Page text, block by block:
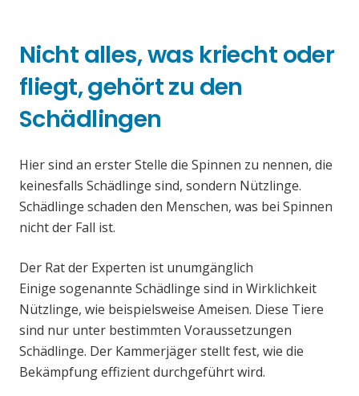
Nicht alles, was kriecht oder
fliegt, gehört zu den
Schädlingen
Hier sind an erster Stelle die Spinnen zu nennen, die
keinesfalls Schädlinge sind, sondern Nützlinge.
Schädlinge schaden den Menschen, was bei Spinnen
nicht der Fall ist.
Der Rat der Experten ist unumgänglich
Einige sogenannte Schädlinge sind in Wirklichkeit
Nützlinge, wie beispielsweise Ameisen. Diese Tiere
sind nur unter bestimmten Voraussetzungen
Schädlinge. Der Kammerjäger stellt fest, wie die
Bekämpfung effizient durchgeführt wird.